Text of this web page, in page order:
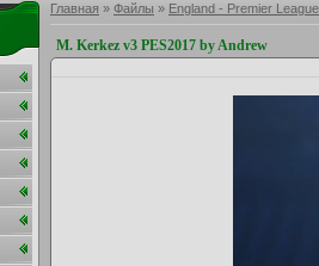
Главная » Файлы » England - Premier League
M. Kerkez v3 PES2017 by Andrew